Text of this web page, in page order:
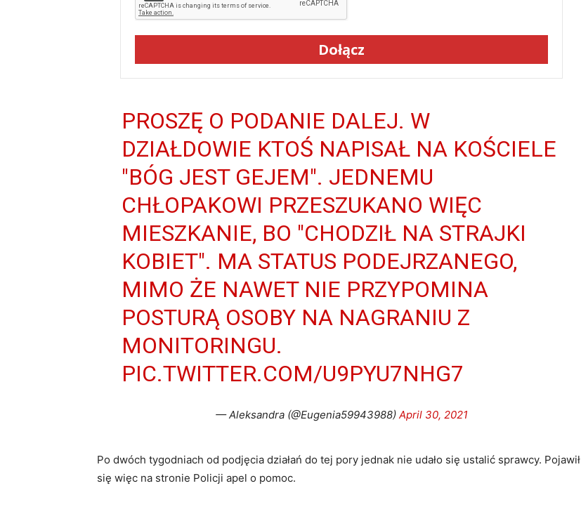
Dołącz
PROSZĘ O PODANIE DALEJ. W
DZIAŁDOWIE KTOŚ NAPISAŁ NA KOŚCIELE
"BÓG JEST GEJEM". JEDNEMU
CHŁOPAKOWI PRZESZUKANO WIĘC
MIESZKANIE, BO "CHODZIŁ NA STRAJKI
KOBIET". MA STATUS PODEJRZANEGO,
MIMO ŻE NAWET NIE PRZYPOMINA
POSTURĄ OSOBY NA NAGRANIU Z
MONITORINGU.
PIC.TWITTER.COM/U9PYU7NHG7
— Aleksandra (@Eugenia59943988) April 30, 2021
Po dwóch tygodniach od podjęcia działań do tej pory jednak nie udało się ustalić sprawcy. Pojawił
się więc na stronie Policji apel o pomoc.